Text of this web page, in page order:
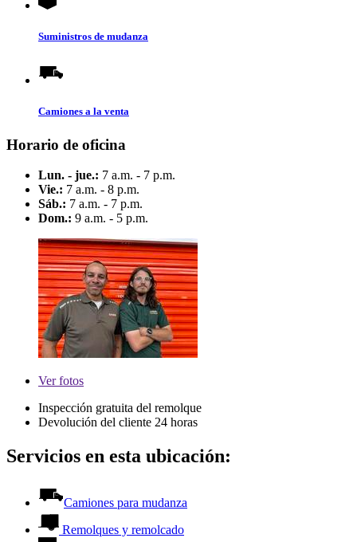
Suministros de mudanza
Camiones a la venta
Horario de oficina
Lun. - jue.: 7 a.m. - 7 p.m.
Vie.: 7 a.m. - 8 p.m.
Sáb.: 7 a.m. - 7 p.m.
Dom.: 9 a.m. - 5 p.m.
Verfotos
Inspección gratuita del remolque
Devolución del cliente 24 horas
Servicios en esta ubicación:
Camiones para mudanza
Remolques y remolcado